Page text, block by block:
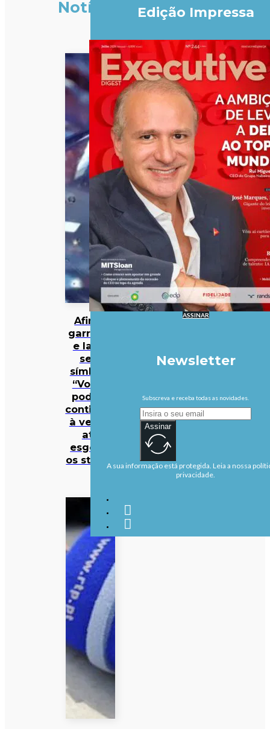
Notícias
Afinal,
garrafas
e latas
sem
símbolo
“Volta”
podem
continuar
à venda
até
esgotar
os stocks
Edição Impressa
ASSINAR
Newsletter
Subscreva e receba todas as novidades.
Assinar
A sua informação está protegida. Leia a nossa
privacidade.